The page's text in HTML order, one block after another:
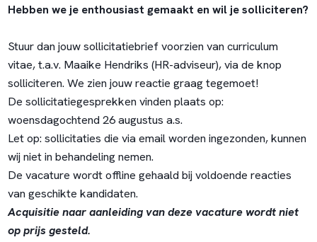
Hebben we je enthousiast gemaakt en wil je solliciteren?
Stuur dan jouw sollicitatiebrief voorzien van curriculum
vitae, t.a.v. Maaike Hendriks (HR-adviseur), via de knop
solliciteren. We zien jouw reactie graag tegemoet!
De sollicitatiegesprekken vinden plaats op:
woensdagochtend 26 augustus a.s.
Let op: sollicitaties die via email worden ingezonden, kunnen
wij niet in behandeling nemen.
De vacature wordt offline gehaald bij voldoende reacties
van geschikte kandidaten.
Acquisitie naar aanleiding van deze vacature wordt niet
op prijs gesteld.